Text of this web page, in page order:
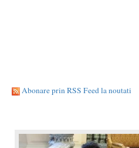
Abonare prin RSS Feed la noutati